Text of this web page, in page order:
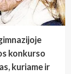
konkurso
kuriame ir